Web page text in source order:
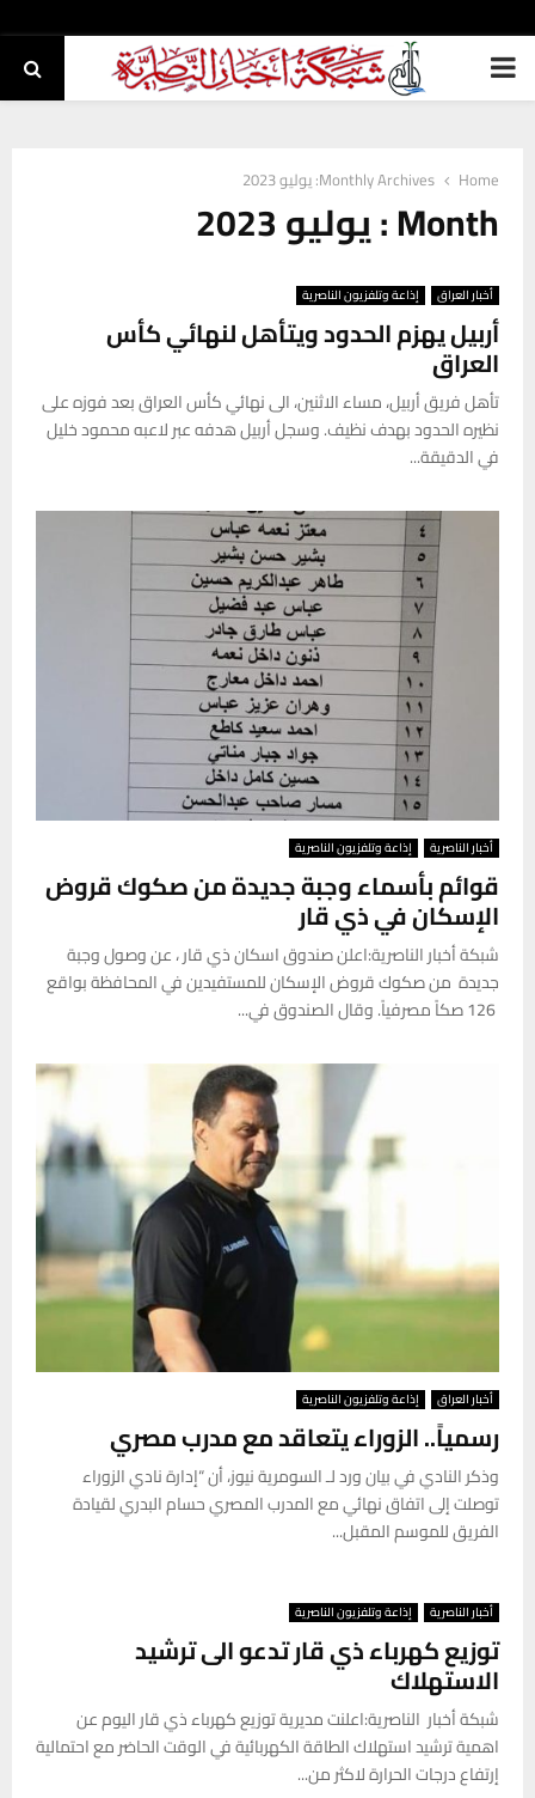
PRIMARY
Home Monthly Archives: يوليو 2023
Month : يوليو 2023
أخبار العراق إذاعة وتلفزيون الناصرية
أربيل يهزم الحدود ويتأهل لنهائي كأس
العراق
تأهل فريق أربيل، مساء الاثنين، الى نهائي كأس العراق بعد فوزه على
نظيره الحدود بهدف نظيف. وسجل أربيل هدفه عبر لاعبه محمود خليل
في الدقيقة...
أخبار الناصرية إذاعة وتلفزيون الناصرية
قوائم بأسماء وجبة جديدة من صكوك قروض
الإسكان في ذي قار
شبكة أخبار الناصرية:اعلن صندوق اسكان ذي قار ، عن وصول وجبة
جديدة من صكوك قروض الإسكان للمستفيدين في المحافظة بواقع
أخبار العراق إذاعة وتلفزيون الناصرية
رسمياً.. الزوراء يتعاقد مع مدرب مصري
وذكر النادي في بيان ورد لـ السومرية نيوز، أن “إدارة نادي الزوراء
توصلت إلى اتفاق نهائي مع المدرب المصري حسام البدري لقيادة
الفريق للموسم المقبل...
أخبار الناصرية إذاعة وتلفزيون الناصرية
توزيع كهرباء ذي قار تدعو الى ترشيد
الاستهلاك
شبكة أخبار الناصرية: اعلنت مديرية توزيع كهرباء ذي قار اليوم عن
اهمية ترشيد استهلاك الطاقة الكهربائية في الوقت الحاضر مع احتمالية
إرتفاع درجات الحرارة لاكثر من...